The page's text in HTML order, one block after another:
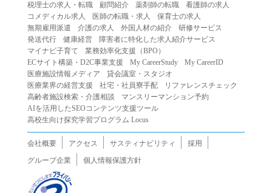
（６）営利を目的とした行為
（７）政治・選挙・宗教活動またはそれらに類する行為
（８）本サービスの運営を妨害する行為
（９）法令違反、犯罪行為、または公序良俗に反する行為
（１０）暴力的な要求行為、または法的な責任を超えた不
当な要求行為
（１１）その他当社が不適切であると判断する行為
２.当社は、前項の定めに該当する行為を行った利用者に対
の提供を停止または中断することができるものとします。
第５条（免責）
１.当社は、本サービスの利用（これらに伴う当社または第
三者の情報提供行為等を含みます）により、利用者に生じ
税理士の求人・転職
顧問紹介 薬剤師の転職
看護師の求人
コメディカル求人
医師の転職・求人
保育士の求人
無期雇用派遣
介護の求人 外国人材の紹介
研修サービス
発送代行
健康経営
障害者に特化した求人紹介サービス
マイナビ子育て
業務効率化支援（BPO）
ECサイト構築・D2C事業支援
My CareerStudy
My CareerID
医療施設情報メディア
貸会議室・スタジオ
医療業界の経営支援
社宅・社員寮手配
リファレンスチェック
高齢者施設検索・介護相談
マンスリーマンション予約
AIを活用したSEOコンテンツ支援ツール
高校生向け探究学習プログラム Locus
会社概要 アクセス サスティナビリティ
採用
グループ企業
個人情報保護方針